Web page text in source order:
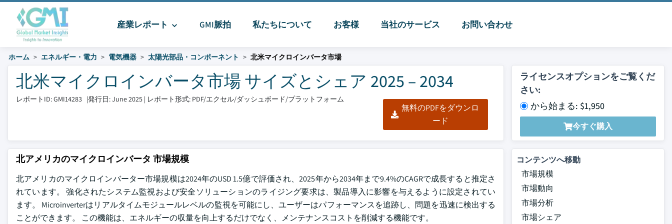
産業レポート GMI脈拍 私たちについて お客様 当社のサービス お問い合わせ
ホーム エネルギー・電力 電気機器 太陽光部品・コンポーネント 北米マイクロインバータ市場
北米マイクロインバータ市場 サイズとシェア 2025 – 2034
レポートID: GMI14283 |発行日: June 2025 | レポート形式: PDF/エクセル/ダッシュボード/プラットフォーム
無料のPDFをダウンロ
ード
ライセンスオプションをご覧くだ
さい:
から始まる: $1,950
今すぐ購入
北アメリカのマイクロインバータ 市場規模
北アメリカのマイクロインバーター市場規模は2024年のUSD 1.5億で評価され、2025年から2034年まで9.4%のCAGRで成長すると推定さ
れています。 強化されたシステム監視および安全ソリューションのライジング要求は、製品導入に影響を与えるように設定されてい
ます。 Microinverterはリアルタイムモジュールレベルの監視を可能にし、ユーザーはパフォーマンスを追跡し、問題を迅速に検出する
ことができます。 この機能は、エネルギーの収量を向上するだけでなく、メンテナンスコストを削減する機能です。
コンテンツへ移動
市場規模
市場動向
市場分析
市場シェア